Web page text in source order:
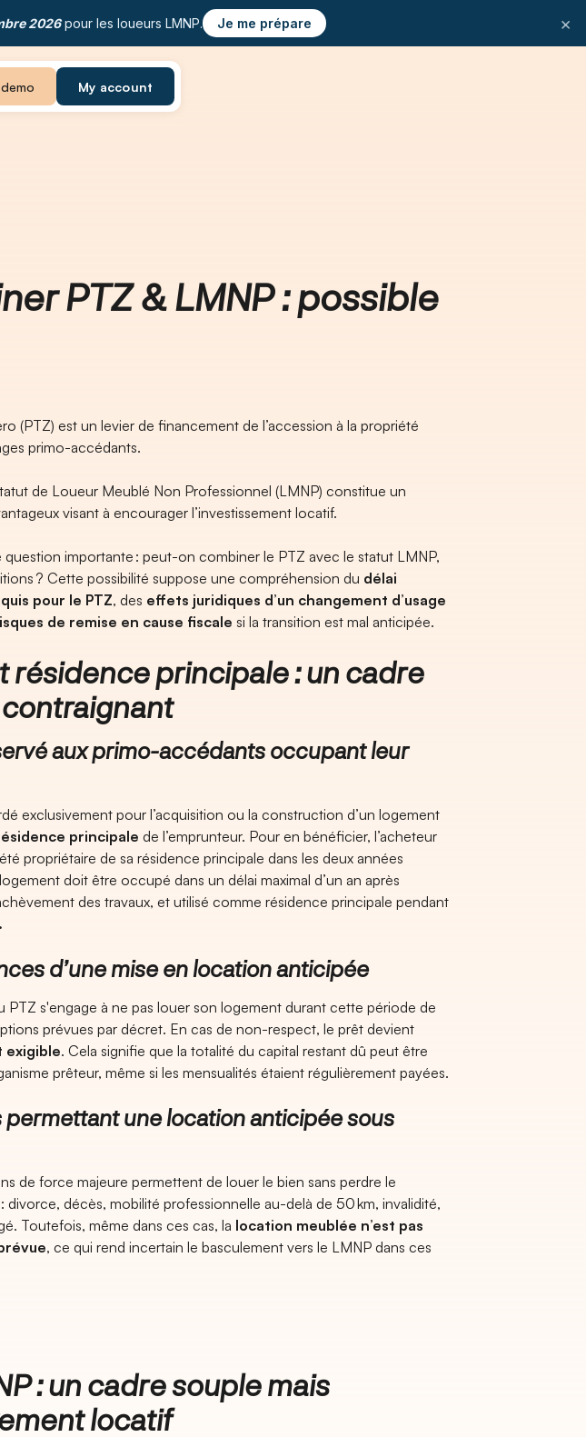
2026pour les loueurs LMNP. Je me prépare ×
My account
PTZ & LMNP : possible
(PTZ) est un levier de financement de l’accession à la propriété
primo-accédants.
de Loueur Meublé Non Professionnel (LMNP) constitue un
visant à encourager l’investissement locatif.
question importante : peut-on combiner le PTZ avec le statut LMNP,
? Cette possibilité suppose une compréhension du délai
pour le PTZ, des effets juridiques d’un changement d’usage
de remise en cause fiscale si la transition est mal anticipée.
principale : un cadre
contraignant
aux primo-accédants occupant leur
exclusivement pour l’acquisition ou la construction d’un logement
principale de l’emprunteur. Pour en bénéficier, l’acheteur
propriétaire de sa résidence principale dans les deux années
doit être occupé dans un délai maximal d’un an après
des travaux, et utilisé comme résidence principale pendant
d’une mise en location anticipée
PTZ s'engage à ne pas louer son logement durant cette période de
prévues par décret. En cas de non-respect, le prêt devient
exigible. Cela signifie que la totalité du capital restant dû peut être
prêteur, même si les mensualités étaient régulièrement payées.
permettant une location anticipée sous
de force majeure permettent de louer le bien sans perdre le
divorce, décès, mobilité professionnelle au-delà de 50 km, invalidité,
Toutefois, même dans ces cas, la location meublée n’est pas
, ce qui rend incertain le basculement vers le LMNP dans ces
: un cadre souple mais
locatif